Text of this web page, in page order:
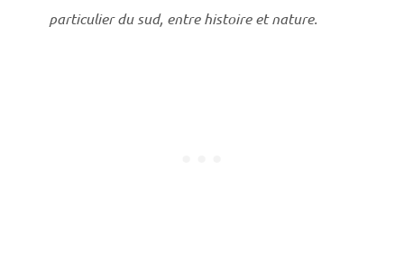
particulier du sud, entre histoire et nature.